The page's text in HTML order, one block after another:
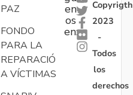
PAZ
FONDO
PARA LA
REPARACIÓN
A VÍCTIMAS
en
os
en:
Copyrigth
2023
-
Todos
los
derechos